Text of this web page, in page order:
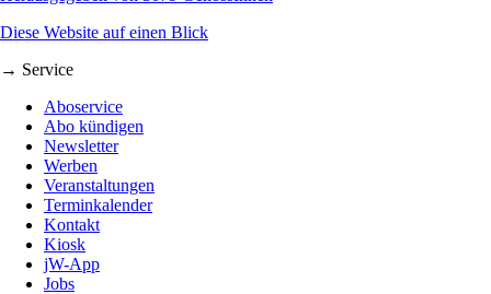
Diese Website auf einen Blick
→ Service
Aboservice
Abo kündigen
Newsletter
Werben
Veranstaltungen
Terminkalender
Kontakt
Kiosk
jW-App
Jobs